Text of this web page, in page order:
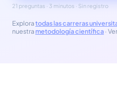
21 preguntas · 3 minutos · Sin registro
Exploratodas las carreras
nuestra metodología científica· Ver